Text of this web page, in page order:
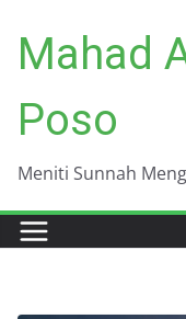
content
Mahad
Poso
Meniti Sunnah